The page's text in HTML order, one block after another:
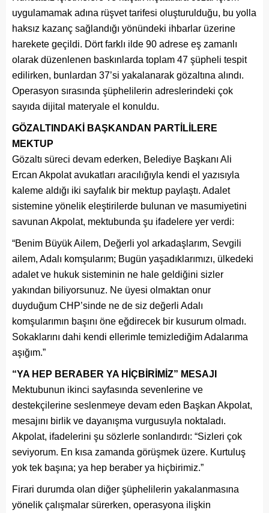
uygulamamak adına rüşvet tarifesi oluşturulduğu, bu yolla
haksız kazanç sağlandığı yönündeki ihbarlar üzerine
harekete geçildi. Dört farklı ilde 90 adrese eş zamanlı
olarak düzenlenen baskınlarda toplam 47 şüpheli tespit
edilirken, bunlardan 37’si yakalanarak gözaltına alındı.
Operasyon sırasında şüphelilerin adreslerindeki çok
sayıda dijital materyale el konuldu.
GÖZALTINDAKİ BAŞKANDAN PARTİLİLERE
MEKTUP
Gözaltı süreci devam ederken, Belediye Başkanı Ali
Ercan Akpolat avukatları aracılığıyla kendi el yazısıyla
kaleme aldığı iki sayfalık bir mektup paylaştı. Adalet
sistemine yönelik eleştirilerde bulunan ve masumiyetini
savunan Akpolat, mektubunda şu ifadelere yer verdi:
“Benim Büyük Ailem, Değerli yol arkadaşlarım, Sevgili
ailem, Adalı komşularım; Bugün yaşadıklarımızı, ülkedeki
adalet ve hukuk sisteminin ne hale geldiğini sizler
yakından biliyorsunuz. Ne üyesi olmaktan onur
duyduğum CHP’sinde ne de siz değerli Adalı
komşularımın başını öne eğdirecek bir kusurum olmadı.
Sokaklarını dahi kendi ellerimle temizlediğim Adalarıma
aşığım.”
“YA HEP BERABER YA HİÇBİRİMİZ” MESAJI
Mektubunun ikinci sayfasında sevenlerine ve
destekçilerine seslenmeye devam eden Başkan Akpolat,
mesajını birlik ve dayanışma vurgusuyla noktaladı.
Akpolat, ifadelerini şu sözlerle sonlandırdı: “Sizleri çok
seviyorum. En kısa zamanda görüşmek üzere. Kurtuluş
yok tek başına; ya hep beraber ya hiçbirimiz.”
Firari durumda olan diğer şüphelilerin yakalanmasına
yönelik çalışmalar sürerken, operasyona ilişkin